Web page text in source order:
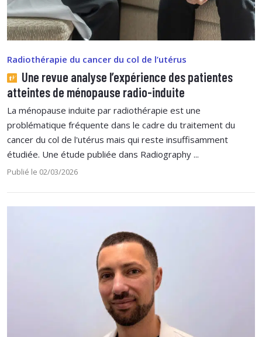
Radiothérapie du cancer du col de l’utérus
Une revue analyse l’expérience des patientes
atteintes de ménopause radio-induite
La ménopause induite par radiothérapie est une
problématique fréquente dans le cadre du traitement du
cancer du col de l'utérus mais qui reste insuffisamment
étudiée. Une étude publiée dans Radiography ...
Publié le 02/03/2026